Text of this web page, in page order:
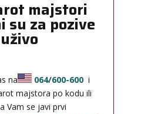
majstori
su za pozive
uživo
na 064/600-600 i
majstora po kodu ili
Vam se javi prvi